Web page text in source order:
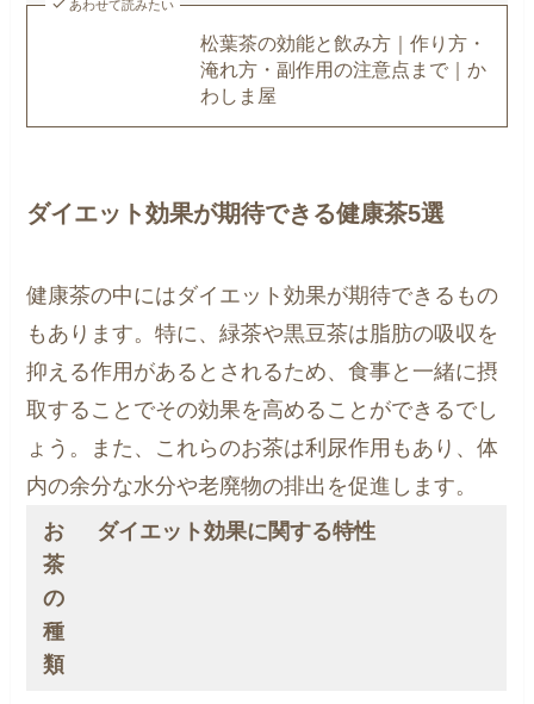
あわせて読みたい
松葉茶の効能と飲み方｜作り方・
淹れ方・副作用の注意点まで｜か
わしま屋
ダイエット効果が期待できる健康茶5選
健康茶の中にはダイエット効果が期待できるもの
もあります。特に、緑茶や黒豆茶は脂肪の吸収を
抑える作用があるとされるため、食事と一緒に摂
取することでその効果を高めることができるでし
ょう。また、これらのお茶は利尿作用もあり、体
内の余分な水分や老廃物の排出を促進します。
お
茶
の
種
類
ダイエット効果に関する特性